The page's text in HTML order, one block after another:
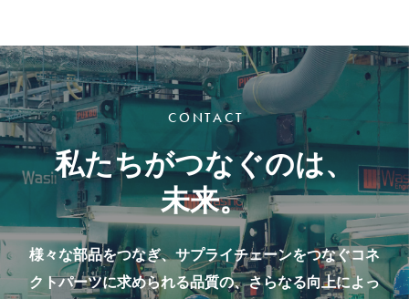
CONTACT
私たちがつなぐのは、
未来。
様々な部品をつなぎ、サプライチェーンをつなぐコネ
クトパーツに求められる品質の、さらなる向上によっ